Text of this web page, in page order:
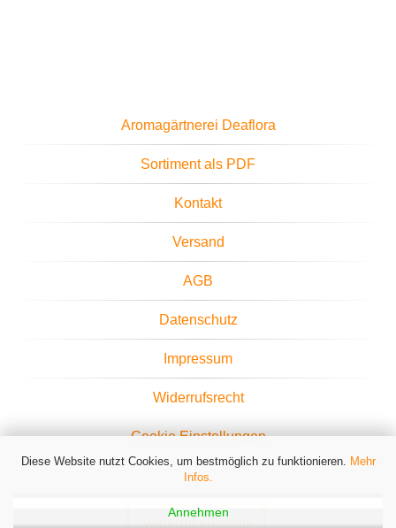
Diese Website nutzt Cookies, um bestmöglich zu funktionieren. Mehr
Infos.
Annehmen
Aromagärtnerei Deaflora
Sortiment als PDF
Kontakt
Versand
AGB
Datenschutz
Impressum
Widerrufsrecht
Cookie Einstellungen
Widerruf erklären